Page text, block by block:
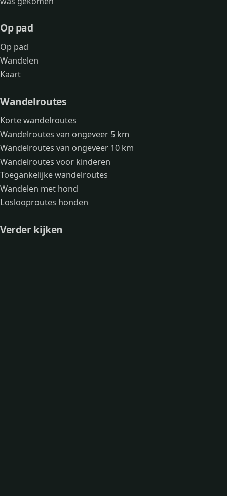
Op pad
Op pad
Wandelen
Kaart
Wandelroutes
Korte wandelroutes
Wandelroutes van ongeveer 5 km
Wandelroutes van ongeveer 10 km
Wandelroutes voor kinderen
Toegankelijke wandelroutes
Wandelen met hond
Loslooproutes honden
Verder kijken